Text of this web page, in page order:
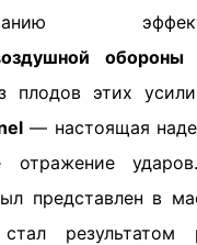
плодов этих
— настоящая
отражение
представлен в
результатом